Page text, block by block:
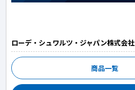
ローデ・シュワルツ・ジャパン株式会社
商品一覧